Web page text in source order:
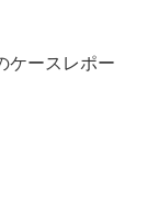
ケースレポー